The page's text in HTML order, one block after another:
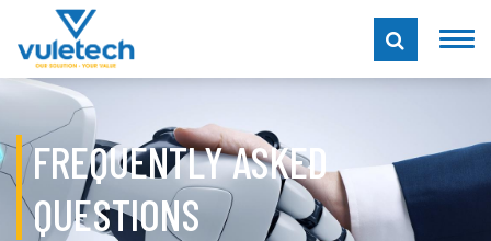
FREQUENTLY ASKED
QUESTIONS